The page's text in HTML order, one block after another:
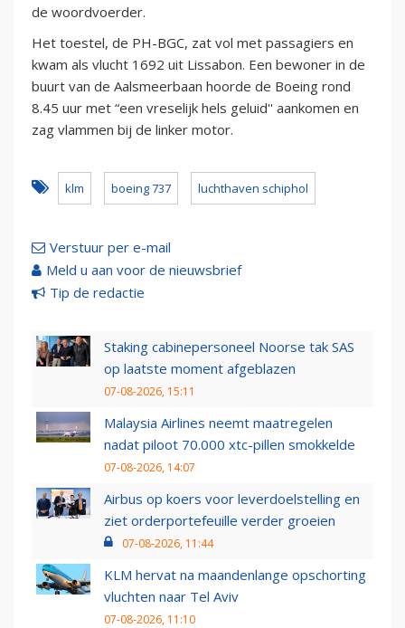
de woordvoerder.
Het toestel, de PH-BGC, zat vol met passagiers en
kwam als vlucht 1692 uit Lissabon. Een bewoner in de
buurt van de Aalsmeerbaan hoorde de Boeing rond
8.45 uur met “een vreselijk hels geluid'' aankomen en
zag vlammen bij de linker motor.
klm boeing 737 luchthaven schiphol
Verstuur per e-mail
Meld u aan voor de nieuwsbrief
Tip de redactie
Staking cabinepersoneel Noorse tak SAS
op laatste moment afgeblazen
07-08-2026, 15:11
Malaysia Airlines neemt maatregelen
nadat piloot 70.000 xtc-pillen smokkelde
07-08-2026, 14:07
Airbus op koers voor leverdoelstelling en
ziet orderportefeuille verder groeien
07-08-2026, 11:44
KLM hervat na maandenlange opschorting
vluchten naar Tel Aviv
07-08-2026, 11:10